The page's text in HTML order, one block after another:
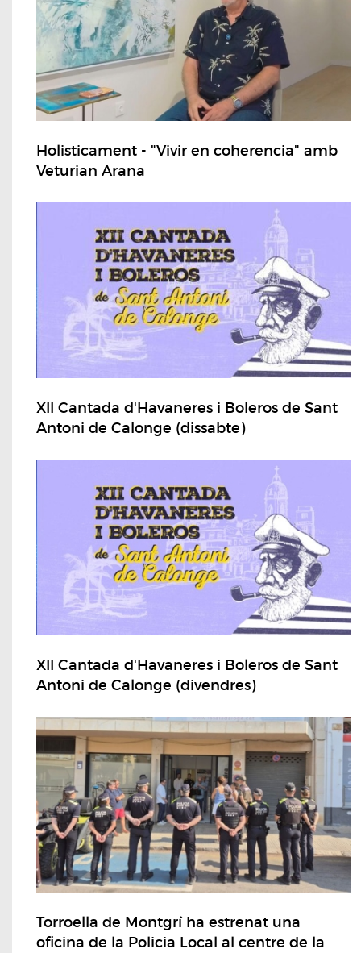
Holisticament - "Vivir en coherencia" amb
Veturian Arana
XII Cantada d'Havaneres i Boleros de Sant
Antoni de Calonge (dissabte)
XII Cantada d'Havaneres i Boleros de Sant
Antoni de Calonge (divendres)
Torroella de Montgrí ha estrenat una
oficina de la Policia Local al centre de la